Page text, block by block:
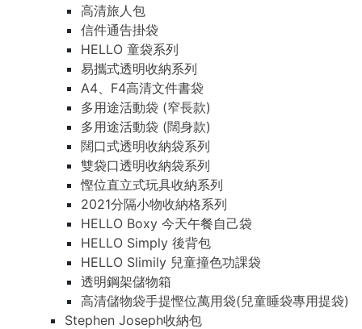
高清旅人包
信件通告掛袋
HELLO 童袋系列
易攜式透明收納系列
A4、F4高清文件書袋
多用途活動袋 (窄長款)
多用途活動袋 (闊身款)
闊口式透明收納袋系列
雙袋口透明收納袋系列
慳位直立式玩具收納系列
2021分隔小物收納格系列
HELLO Boxy 今天午餐自己袋
HELLO Simply 後背包
HELLO Slimily 兒童撞色功課袋
透明鋼架儲物箱
高清儲物袋手提慳位萬用袋(兒童睡袋專用提袋)
Stephen Joseph收納包